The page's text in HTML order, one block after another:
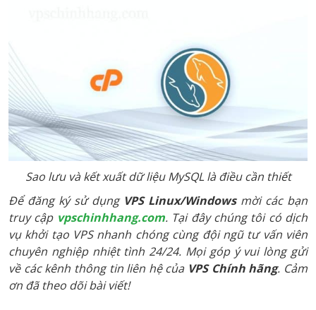
Sao lưu và kết xuất dữ liệu MySQL là điều cần thiết
Để đăng ký sử dụng VPS Linux/Windowsmời các bạn
truy cập vpschinhhang.com. Tại đây chúng tôi có dịch
vụ khởi tạo VPS nhanh chóng cùng đội ngũ tư vấn viên
chuyên nghiệp nhiệt tình 24/24. Mọi góp ý vui lòng gửi
về các kênh thông tin liên hệ của VPS Chính hãng. Cảm
ơn đã theo dõi bài viết!